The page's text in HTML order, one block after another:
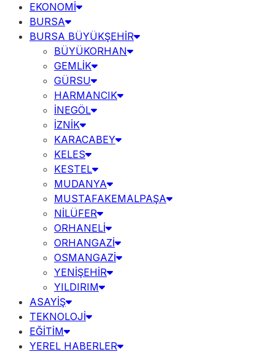
EKONOMİ
BURSA
BURSA BÜYÜKŞEHİR
BÜYÜKORHAN
GEMLİK
GÜRSU
HARMANCIK
İNEGÖL
İZNİK
KARACABEY
KELES
KESTEL
MUDANYA
MUSTAFAKEMALPAŞA
NİLÜFER
ORHANELİ
ORHANGAZİ
OSMANGAZİ
YENİŞEHİR
YILDIRIM
ASAYİŞ
TEKNOLOJİ
EĞİTİM
YEREL HABERLER